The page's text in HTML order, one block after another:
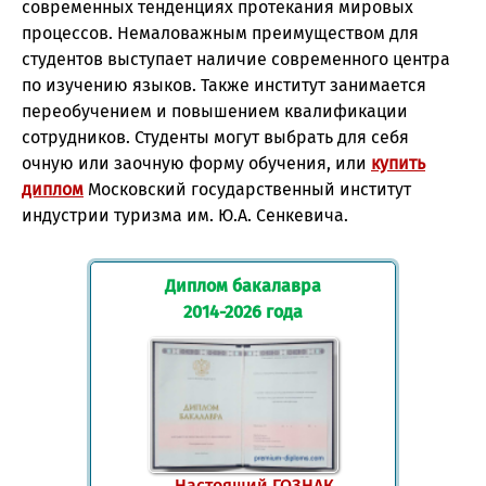
современных тенденциях протекания мировых
процессов. Немаловажным преимуществом для
студентов выступает наличие современного центра
по изучению языков. Также институт занимается
переобучением и повышением квалификации
сотрудников. Студенты могут выбрать для себя
очную или заочную форму обучения, или купить
диплом Московский государственный институт
индустрии туризма им. Ю.А. Сенкевича.
Диплом бакалавра
2014-2026 года